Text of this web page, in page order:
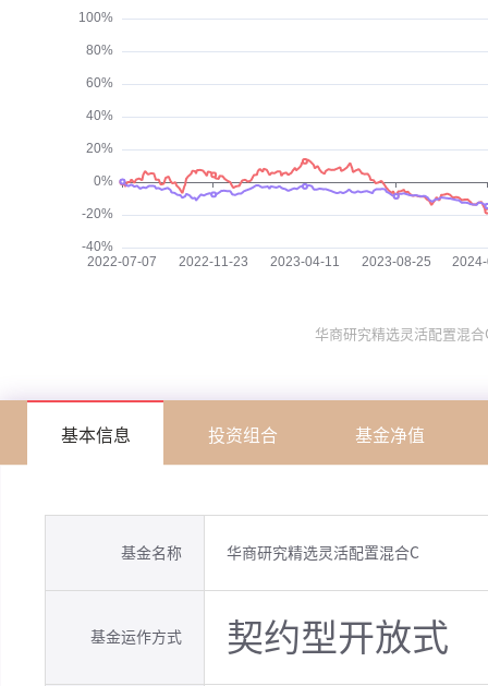
华商研究精选灵活配置混
基本信息 投资组合 基金净值
基金名称 华商研究精选灵活配置混合C
基金运作方式 契约型开放式